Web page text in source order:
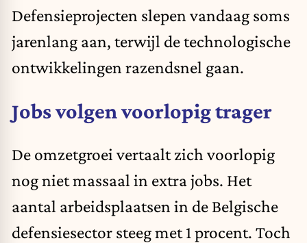
Defensieprojecten slepen vandaag soms
jarenlang aan, terwijl de technologische
ontwikkelingen razendsnel gaan.
Jobs volgen voorlopig trager
De omzetgroei vertaalt zich voorlopig
nog niet massaal in extra jobs. Het
aantal arbeidsplaatsen in de Belgische
defensiesector steeg met 1 procent. Toch